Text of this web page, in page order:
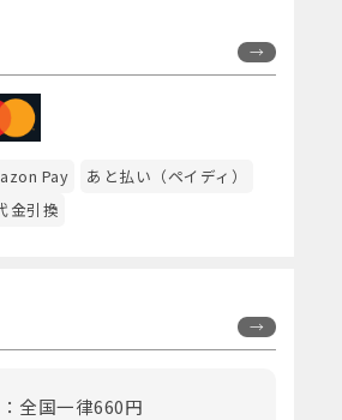
Pay
あと払い（ペイディ）
金引換
全国一律660円